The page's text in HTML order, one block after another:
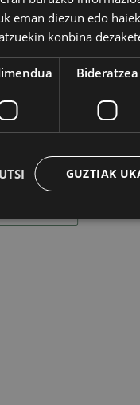
| 20600 Eibar
943 70 84 16 |
eman diezun edo
konbina
Bideratzea
GUZTIAK